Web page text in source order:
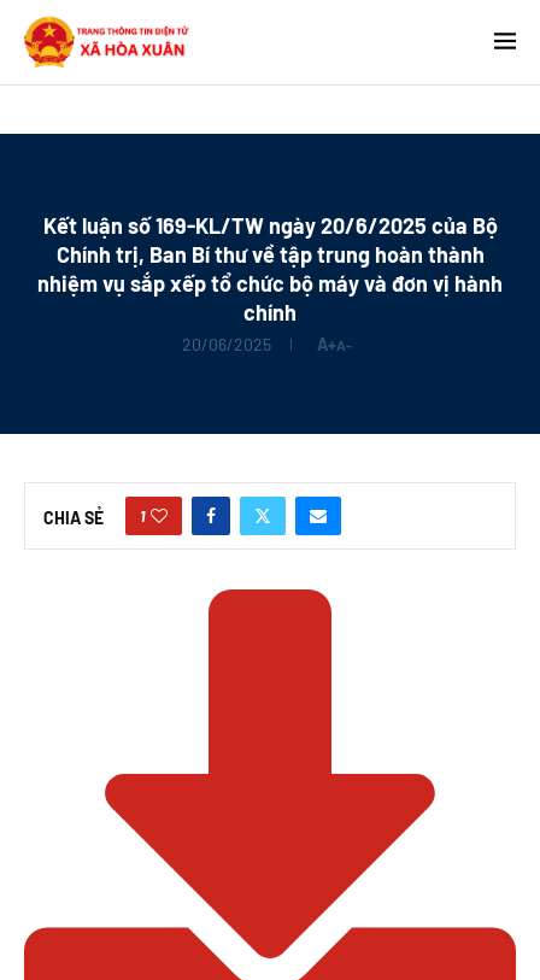
Kết luận số 169-KL/TW ngày 20/6/2025 của Bộ
Chính trị, Ban Bí thư về tập trung hoàn thành
nhiệm vụ sắp xếp tổ chức bộ máy và đơn vị hành
chính
20/06/2025 A+A-
CHIA SẺ 1